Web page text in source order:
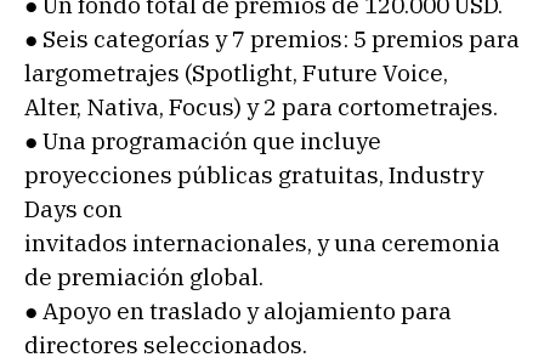
● Seis categorías y 7 premios: 5 premios para
largometrajes (Spotlight, Future Voice,
Alter, Nativa, Focus) y 2 para cortometrajes.
● Una programación que incluye
proyecciones públicas gratuitas, Industry
Days con
invitados internacionales, y una ceremonia
de premiación global.
● Apoyo en traslado y alojamiento para
directores seleccionados.